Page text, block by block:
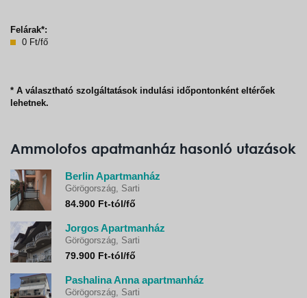
Felárak*:
0 Ft/fő
* A választható szolgáltatások indulási időpontonként eltérőek
lehetnek.
Ammolofos apatmanház hasonló utazások
Berlin Apartmanház
Görögország, Sarti
84.900 Ft-tól/fő
Jorgos Apartmanház
Görögország, Sarti
79.900 Ft-tól/fő
Pashalina Anna apartmanház
Görögország, Sarti